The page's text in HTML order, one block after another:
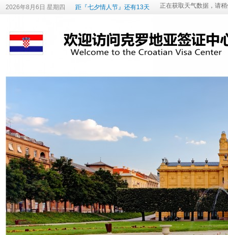
2026年8月6日 星期四 距『七夕情人节』还有13天